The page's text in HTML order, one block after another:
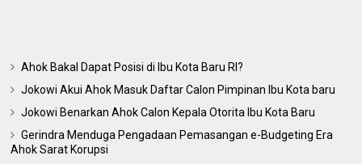
Ahok Bakal Dapat Posisi di Ibu Kota Baru RI?
Jokowi Akui Ahok Masuk Daftar Calon Pimpinan Ibu Kota baru
Jokowi Benarkan Ahok Calon Kepala Otorita Ibu Kota Baru
Gerindra Menduga Pengadaan Pemasangan e-Budgeting Era
Ahok Sarat Korupsi